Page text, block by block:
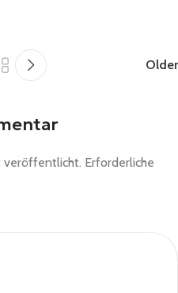
Older
veröffentlicht. Erforderliche